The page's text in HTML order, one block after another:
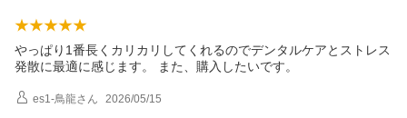
やっぱり1番長くカリカリしてくれるのでデンタルケアとストレス
発散に最適に感じます。 また、購入したいです。
es1-鳥龍さん 2026/05/15